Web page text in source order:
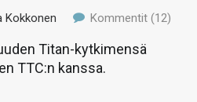
Kokkonen Kommentit (12)
Titan-kytkimensä
TTC:n kanssa.